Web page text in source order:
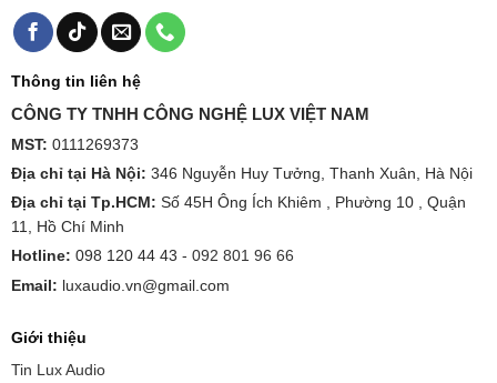
Thông tin liên hệ
CÔNG TY TNHH CÔNG NGHỆ LUX VIỆT NAM
MST: 0111269373
Địa chỉ tại Hà Nội: 346 Nguyễn Huy Tưởng, Thanh Xuân, Hà Nội
Địa chỉ tại Tp.HCM: Số 45H Ông Ích Khiêm , Phường 10 , Quận
11, Hồ Chí Minh
Hotline: 098 120 44 43 - 092 801 96 66
Email: luxaudio.vn@gmail.com
Giới thiệu
Tin Lux Audio